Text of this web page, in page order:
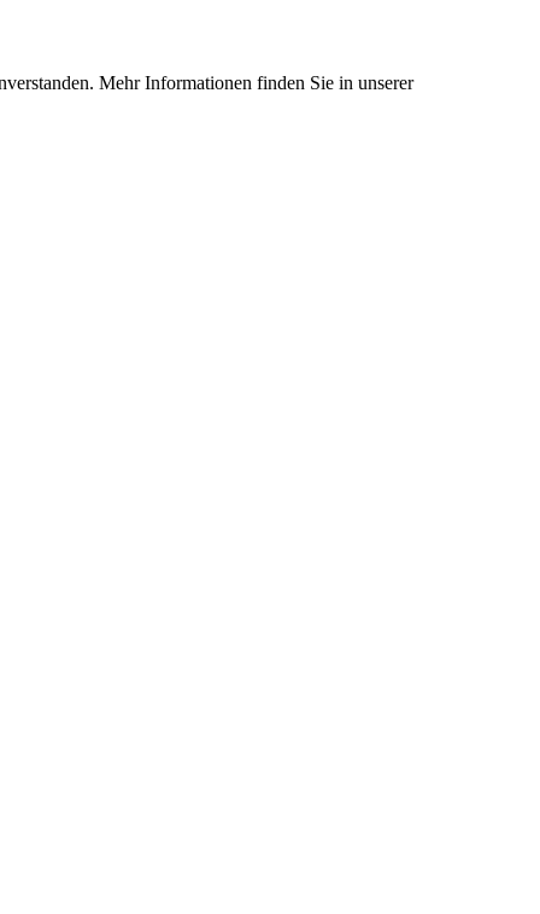
Mehr Informationen finden Sie in unserer